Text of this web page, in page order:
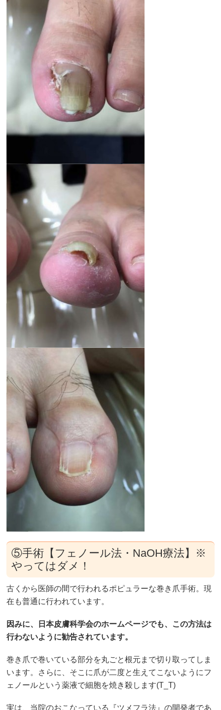
⑤手術【フェノール法・NaOH療法】※
やってはダメ！
古くから医師の間で行われるポピュラーな巻き爪手術。現
在も普通に行われています。
因みに、日本皮膚科学会のホームページでも、この方法は
行わないように勧告されています。
巻き爪で巻いている部分を丸ごと根元まで切り取ってしま
います。さらに、そこに爪が二度と生えてこないようにフ
ェノールという薬液で細胞を焼き殺します(T_T)
実は、当院のおこなっている『ツメフラ法』の開発者であ